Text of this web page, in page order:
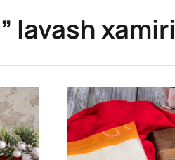
lavash xamiri